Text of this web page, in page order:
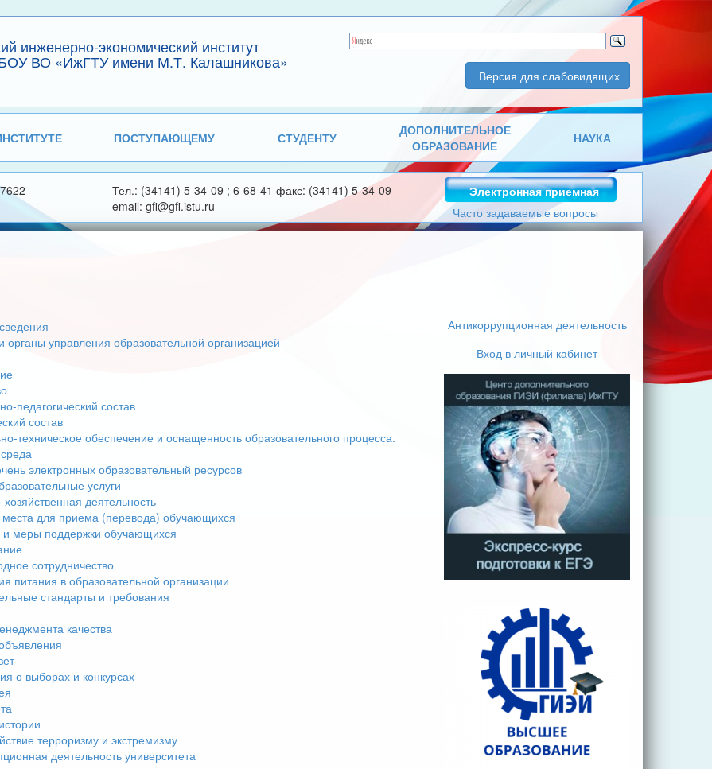
инженерно-экономический институт
ВО «ИжГТУ имени М.Т. Калашникова»
Версия для слабовидящих
ПОСТУПАЮЩЕМУ СТУДЕНТУ
ДОПОЛНИТЕЛЬНОЕ
ОБРАЗОВАНИЕ
НАУКА
Тел.: (34141) 5-34-09 ; 6-68-41 факс: (34141) 5-34-09
email: gfi@gfi.istu.ru
Электронная приемная
Часто задаваемые вопросы
органы управления образовательной организацией
педагогический состав
состав
техническое обеспечение и оснащенность образовательного процесса.
электронных образовательный ресурсов
услуги
деятельность
места для приема (перевода) обучающихся
и меры поддержки обучающихся
сотрудничество
питания в образовательной организации
стандарты и требования
качества
о выборах и конкурсах
терроризму и экстремизму
деятельность университета
Антикоррупционная деятельность
Вход в личный кабинет